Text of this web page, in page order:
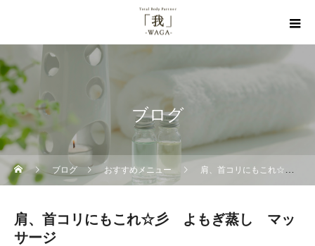
ブログ
ブログ おすすめメニュー 肩、首コリにもこれ☆彡 よもぎ蒸し マッサージ
肩、首コリにもこれ☆彡 よもぎ蒸し マッ
サージ